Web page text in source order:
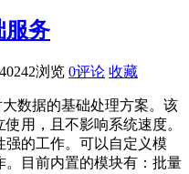
服务
40242浏览 0评论 收藏
数据的基础处理方案。该
用，且不影响系统速度。
的工作。可以自定义模
目前内置的模块有：批量